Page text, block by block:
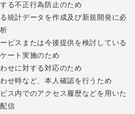
る不正行為防止のため
統計データを作成及び新規開発に必
ビスまたは今後提供を検討している
ート実施のため
せに対する対応のため
せ時など、本人確認を行うため
ス内でのアクセス履歴などを用いた
信